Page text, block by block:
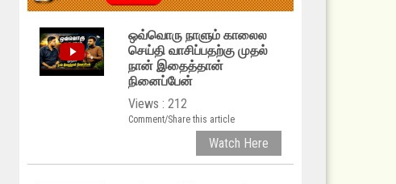
ஒவ்வொரு நாளும் காலைல
செய்தி வாசிப்பதற்கு முதல்
நான் இதைத்தான்
நினைப்பேன்
Views : 212
Comment/Share this article
Watch Here